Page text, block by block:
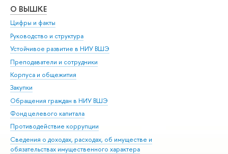
О ВЫШКЕ
Цифры и факты
Руководство и структура
Устойчивое развитие в НИУ ВШЭ
Преподаватели и сотрудники
Корпуса и общежития
Закупки
Обращения граждан в НИУ ВШЭ
Фонд целевого капитала
Противодействие коррупции
Сведения о доходах, расходах, об имуществе и
обязательствах имущественного характера